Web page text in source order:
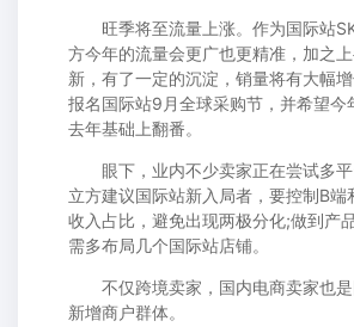
旺季将至流量上涨。作为国际站
方今年的流量会更广也更精准，加之
新，有了一定的沉淀，销量将有大幅
报名国际站9月全球采购节，并希望今
去年基础上翻番。
眼下，业内不少卖家正在尝试多平
立方建议国际站新入局者，要控制B端
收入占比，避免出现两极分化;做到产
需多布局几个国际站店铺。
不仅跨境卖家，国内电商卖家也是
新增商户群体。